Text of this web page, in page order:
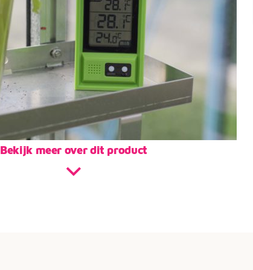
Bekijk meer over dit product